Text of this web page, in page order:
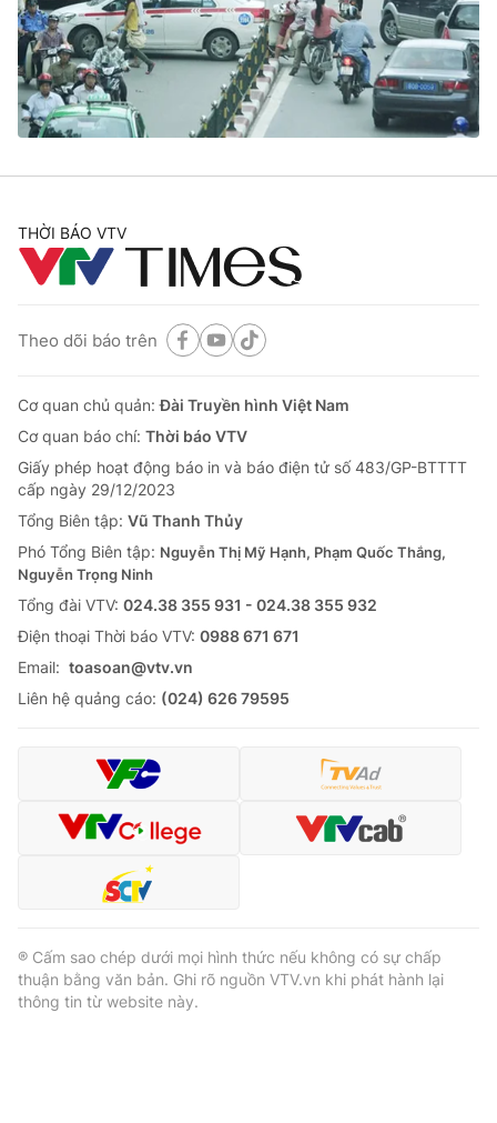
THỜI BÁO VTV
Theo dõi báo trên
Cơ quan chủ quản:Đài Truyền hình Việt Nam
Cơ quan báo chí: Thời báo VTV
Giấy phép hoạt động báo in và báo điện tử số 483/GP-BTTTT
cấp ngày 29/12/2023
Tổng Biên tập: Vũ Thanh Thủy
Phó Tổng Biên tập: Nguyễn Thị Mỹ Hạnh, Phạm Quốc Thắng,
Nguyễn Trọng Ninh
Tổng đài VTV: 024.38 355 931 - 024.38 355 932
Ðiện thoại Thời báo VTV: 0988 671 671
Email: toasoan@vtv.vn
Liên hệ quảng cáo: (024) 626 79595
® Cấm sao chép dưới mọi hình thức nếu không có sự chấp
thuận bằng văn bản. Ghi rõ nguồn VTV.vn khi phát hành lại
thông tin từ website này.